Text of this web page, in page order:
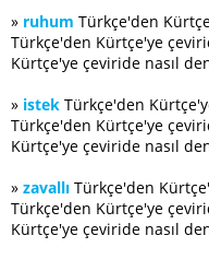
» ruhum Türkçe'den
Türkçe'den Kürtçe'ye
Kürtçe'ye çeviride nasıl
» istek Türkçe'den
Türkçe'den Kürtçe'ye
Kürtçe'ye çeviride nasıl
» zavallı Türkçe'den
Türkçe'den Kürtçe'ye
Kürtçe'ye çeviride nasıl